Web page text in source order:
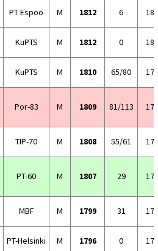
PT Espoo M 1812 6
KuPTS M 1812 0
KuPTS M 1810 65/80
Por-83 M 1809 81/113
TIP-70 M 1808 55/61
PT-60 M 1807 29
MBF M 1799 31
PT-Helsinki M 1796 0